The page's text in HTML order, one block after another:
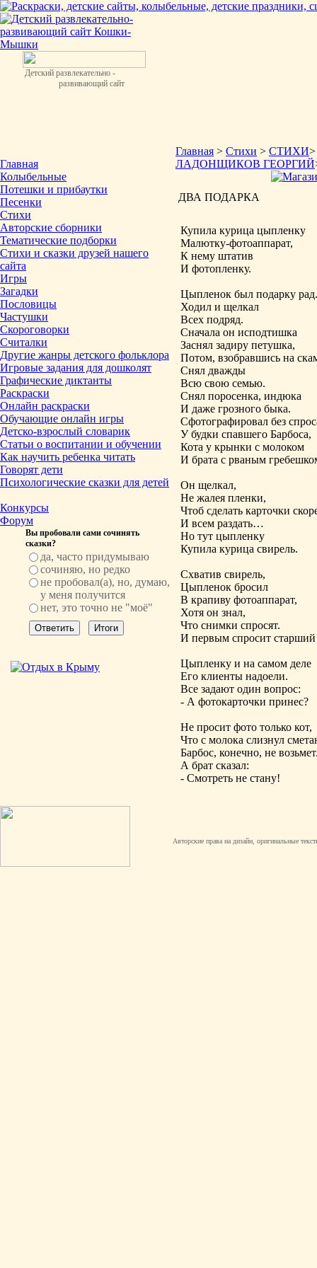
Детский развлекательно -
развивающий сайт
Главная
Колыбельные
Потешки и прибаутки
Песенки
Стихи
Авторские сборники
Тематические подборки
Стихи и сказки друзей нашего
сайта
Игры
Загадки
Пословицы
Частушки
Скороговорки
Считалки
Другие жанры детского фольклора
Игровые задания для дошколят
Графические диктанты
Раскраски
Онлайн раскраски
Обучающие онлайн игры
Детско-взрослый словарик
Статьи о воспитании и обучении
Как научить ребенка читать
Говорят дети
Психологические сказки для детей
Конкурсы
Форум
Вы пробовали сами сочинять
сказки?
да, часто придумываю
сочиняю, но редко
не пробовал(а), но, думаю,
у меня получится
нет, это точно не "моё"
Главная > Стихи > СТИХИ
ЛАДОНЩИКОВ ГЕОРГИЙ
ДВА ПОДАРКА
Купила курица цыпленку
Малютку-фотоаппарат,
К нему штатив
И фотопленку.
Цыпленок был подарку рад.
Ходил и щелкал
Всех подряд.
Сначала он исподтишка
Заснял задиру петушка,
Потом, взобравшись на
Снял дважды
Всю свою семью.
Снял поросенка, индюка
И даже грозного быка.
Сфотографировал без
У будки спавшего Барбоса,
Кота у крынки с молоком
И брата с рваным
Он щелкал,
Не жалея пленки,
Чтоб сделать карточки
И всем раздать…
Но тут цыпленку
Купила курица свирель.
Схватив свирель,
Цыпленок бросил
В крапиву фотоаппарат,
Хотя он знал,
Что снимки спросят.
И первым спросит старший
Цыпленку и на самом деле
Его клиенты надоели.
Все задают один вопрос:
- А фотокарточки принес?
Не просит фото только кот,
Что с молока слизнул
Барбос, конечно, не
А брат сказал:
- Смотреть не стану!
Авторские права на дизайн, оригинальные